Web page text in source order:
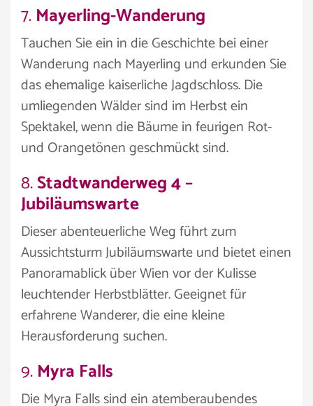
7.Mayerling-Wanderung
Tauchen Sie ein in die Geschichte bei einer
Wanderung nach Mayerling und erkunden Sie
das ehemalige kaiserliche Jagdschloss. Die
umliegenden Wälder sind im Herbst ein
Spektakel, wenn die Bäume in feurigen Rot-
und Orangetönen geschmückt sind.
8.Stadtwanderweg 4 –
Jubiläumswarte
Dieser abenteuerliche Weg führt zum
Aussichtsturm Jubiläumswarte und bietet einen
Panoramablick über Wien vor der Kulisse
leuchtender Herbstblätter. Geeignet für
erfahrene Wanderer, die eine kleine
Herausforderung suchen.
9.Myra Falls
Die Myra Falls sind ein atemberaubendes